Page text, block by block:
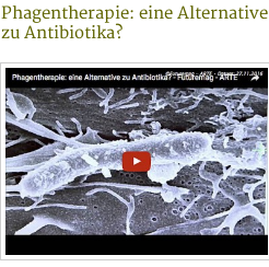
Phagentherapie: eine Alternative
zu Antibiotika?